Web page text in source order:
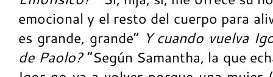
emocional y el resto del cuerpo para
es grande, grande” Y cuando vuelva
de Paolo?“Según Samantha, la que